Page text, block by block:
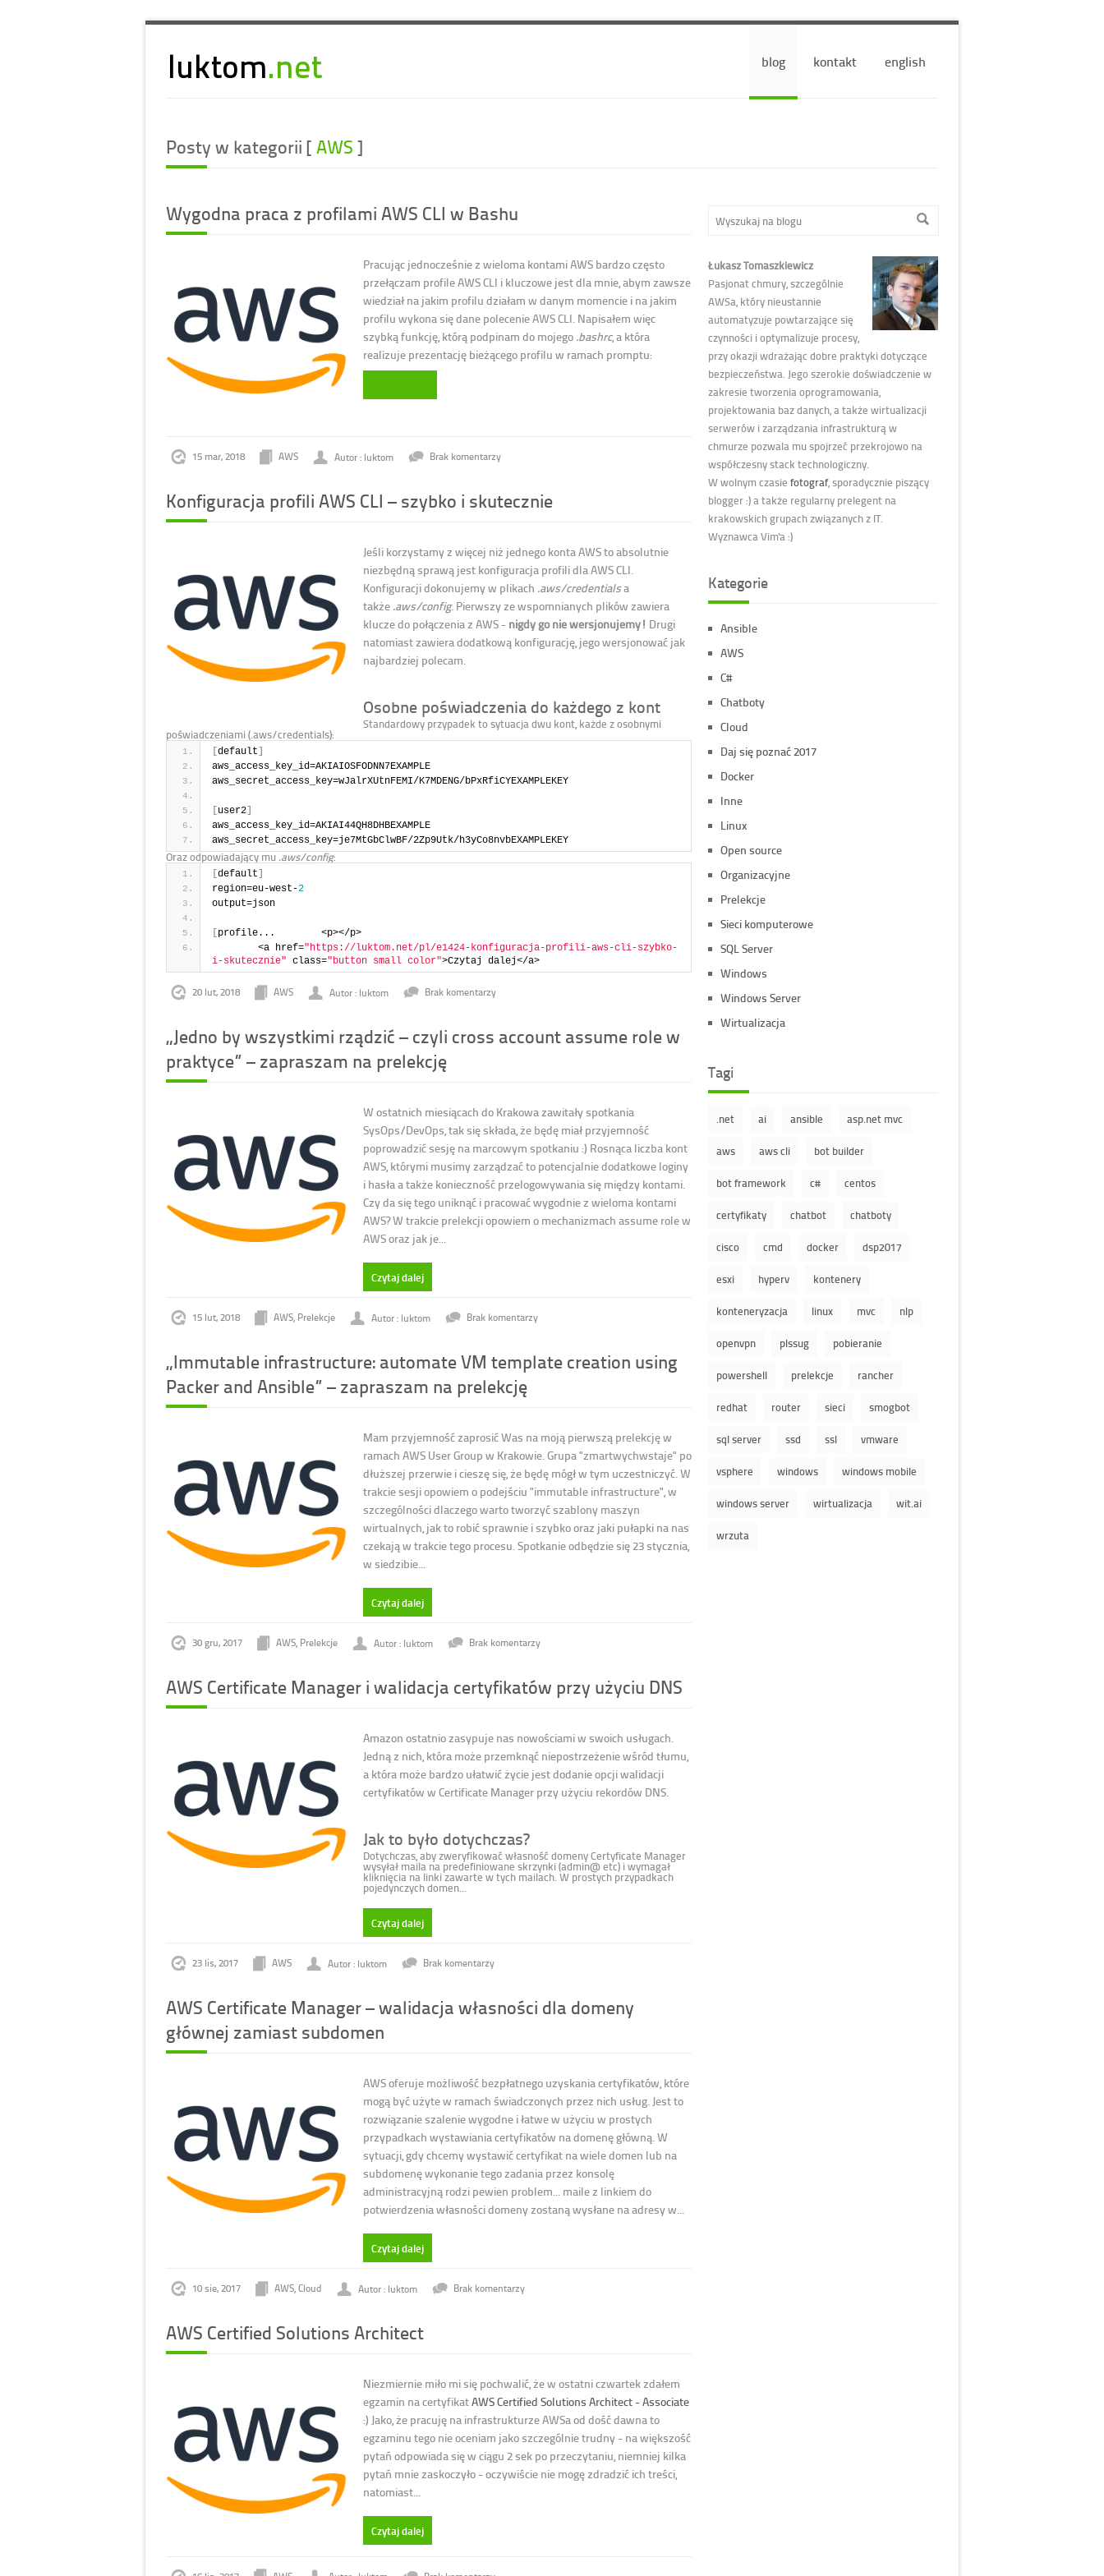
blog kontakt english
Posty w kategorii [AWS]
Wygodna praca z profilami AWS CLI w Bashu
Pracując jednocześnie z wieloma kontami AWS bardzo często
przełączam profile AWS CLI i kluczowe jest dla mnie, abym zawsze
wiedział na jakim profilu działam w danym momencie i na jakim
profilu wykona się dane polecenie AWS CLI. Napisałem więc
szybką funkcję, którą podpinam do mojego .bashrc, a która
realizuje prezentację bieżącego profilu w ramach promptu:
15 mar, 2018 AWS Autor : luktom Brak komentarzy
Konfiguracja profili AWS CLI – szybko i skutecznie
Jeśli korzystamy z więcej niż jednego konta AWS to absolutnie
niezbędną sprawą jest konfiguracja profili dla AWS CLI.
Konfiguracji dokonujemy w plikach .aws/credentialsa
także .aws/config. Pierwszy ze wspomnianych plików zawiera
klucze do połączenia z AWS - nigdy go nie wersjonujemy! Drugi
natomiast zawiera dodatkową konfigurację, jego wersjonować jak
najbardziej polecam.
Osobne poświadczenia do każdego z kont
Standardowy przypadek to sytuacja dwu kont, każde z osobnymi
poświadczeniami (.aws/credentials):
default
aws_access_key_id=AKIAIOSFODNN7EXAMPLE
aws_secret_access_key=wJalrXUtnFEMI/K7MDENG/bPxRfiCYEXAMPLEKEY
user2
aws_access_key_id=AKIAI44QH8DHBEXAMPLE
aws_secret_access_key=je7MtGbClwBF/2Zp9Utk/h3yCo8nvbEXAMPLEKEY
Oraz odpowiadający mu .aws/config:
default
region=eu-west-2
output=json
profile...        <p></p>
        <a href=
"https://luktom.net/pl/e1424-konfiguracja-profili-aws-cli-szybko-
i-skutecznie" class="button small color">Czytaj dalej</a>
20 lut, 2018 AWS Autor : luktom Brak komentarzy
„Jedno by wszystkimi rządzić – czyli cross account assume role w
praktyce” – zapraszam na prelekcję
W ostatnich miesiącach do Krakowa zawitały spotkania
SysOps/DevOps, tak się składa, że będę miał przyjemność
poprowadzić sesję na marcowym spotkaniu :) Rosnąca liczba kont
AWS, którymi musimy zarządzać to potencjalnie dodatkowe loginy
i hasła a także konieczność przelogowywania się między kontami.
Czy da się tego uniknąć i pracować wygodnie z wieloma kontami
AWS? W trakcie prelekcji opowiem o mechanizmach assume role w
AWS oraz jak je...
Czytaj dalej
15 lut, 2018 AWS, Prelekcje Autor : luktom Brak komentarzy
„Immutable infrastructure: automate VM template creation using
Packer and Ansible” – zapraszam na prelekcję
Mam przyjemność zaprosić Was na moją pierwszą prelekcję w
ramach AWS User Group w Krakowie. Grupa "zmartwychwstaje" po
dłuższej przerwie i cieszę się, że będę mógł w tym uczestniczyć. W
trakcie sesji opowiem o podejściu "immutable infrastructure", w
szczególności dlaczego warto tworzyć szablony maszyn
wirtualnych, jak to robić sprawnie i szybko oraz jaki pułapki na nas
czekają w trakcie tego procesu. Spotkanie odbędzie się 23 stycznia,
w siedzibie...
Czytaj dalej
30 gru, 2017 AWS, Prelekcje Autor : luktom Brak komentarzy
AWS Certificate Manager i walidacja certyfikatów przy użyciu DNS
Amazon ostatnio zasypuje nas nowościami w swoich usługach.
Jedną z nich, która może przemknąć niepostrzeżenie wśród tłumu,
a która może bardzo ułatwić życie jest dodanie opcji walidacji
certyfikatów w Certificate Manager przy użyciu rekordów DNS.
Jak to było dotychczas?
Dotychczas, aby zweryfikować własność domeny Certyficate Manager
wysyłał maila na predefiniowane skrzynki (admin@ etc) i wymagał
kliknięcia na linki zawarte w tych mailach. W prostych przypadkach
pojedynczych domen...
Czytaj dalej
23 lis, 2017 AWS Autor : luktom Brak komentarzy
AWS Certificate Manager – walidacja własności dla domeny
głównej zamiast subdomen
AWS oferuje możliwość bezpłatnego uzyskania certyfikatów, które
mogą być użyte w ramach świadczonych przez nich usług. Jest to
rozwiązanie szalenie wygodne i łatwe w użyciu w prostych
przypadkach wystawiania certyfikatów na domenę główną. W
sytuacji, gdy chcemy wystawić certyfikat na wiele domen lub na
subdomenę wykonanie tego zadania przez konsolę
administracyjną rodzi pewien problem... maile z linkiem do
potwierdzenia własności domeny zostaną wysłane na adresy w...
Czytaj dalej
10 sie, 2017 AWS,Cloud Autor : luktom Brak komentarzy
AWS Certified Solutions Architect
Niezmiernie miło mi się pochwalić, że w ostatni czwartek zdałem
egzamin na certyfikatAWS Certified Solutions Architect - Associate
:) Jako, że pracuję na infrastrukturze AWSa od dość dawna to
egzaminu tego nie oceniam jako szczególnie trudny - na większość
pytań odpowiada się w ciągu 2 sek po przeczytaniu, niemniej kilka
pytań mnie zaskoczyło - oczywiście nie mogę zdradzić ich treści,
natomiast...
Czytaj dalej
Łukasz Tomaszkiewicz
Pasjonat chmury, szczególnie
AWSa, który nieustannie
automatyzuje powtarzające się
czynności i optymalizuje procesy,
przy okazji wdrażając dobre praktyki dotyczące
bezpieczeństwa. Jego szerokie doświadczenie w
zakresie tworzenia oprogramowania,
projektowania baz danych, a także wirtualizacji
serwerów i zarządzania infrastrukturą w
chmurze pozwala mu spojrzeć przekrojowo na
współczesny stack technologiczny.
W wolnym czasie fotograf, sporadycznie piszący
blogger :) a także regularny prelegent na
krakowskich grupach związanych z IT.
Wyznawca Vim'a :)
Kategorie
Ansible
AWS
C#
Chatboty
Cloud
Daj się poznać 2017
Docker
Inne
Linux
Open source
Organizacyjne
Prelekcje
Sieci komputerowe
SQL Server
Windows
Windows Server
Wirtualizacja
Tagi
.net ai ansible asp.net mvc
aws aws cli bot builder
bot framework c# centos
certyfikaty chatbot chatboty
cisco cmd docker dsp2017
esxi hyperv kontenery
konteneryzacja linux mvc nlp
openvpn plssug pobieranie
powershell prelekcje rancher
redhat router sieci smogbot
sql server ssd ssl vmware
vsphere windows windows mobile
windows server wirtualizacja wit.ai
wrzuta